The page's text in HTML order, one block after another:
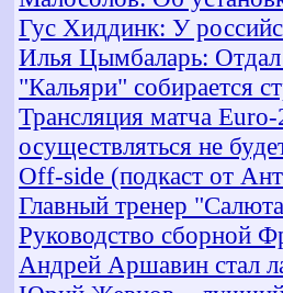
Гус Хиддинк: У
Илья Цымбаларь:
"Кальяри" собирается
Трансляция матча
осуществляться не
Off-side (подкаст от
Главный тренер
Руководство сборной
Андрей Аршавин стал